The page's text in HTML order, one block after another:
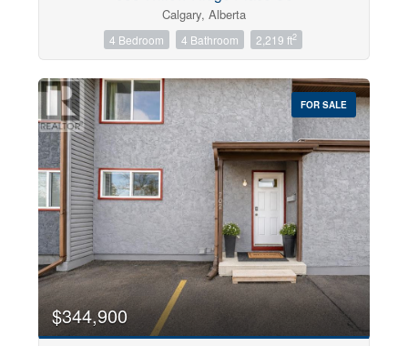
Construction Style
Bedrooms
Bathrooms
Price
City
Calgary, Alberta
4 Bedroom 4 Bathroom 2,219 ft2
FOR SALE
$344,900